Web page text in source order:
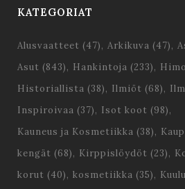
KATEGORIAT
Alusvaatteet (47) Arkikuva (47)
Asut (843) Hankintoja (233)
Historiallista (38) Ilmiöt (68)
Inspiroivaa (37) Isot koot (98)
Kauneus ja Kosmetiikka (38)
kengät (68) Kirppislöydöt (23)
korut (40) kosmetiikka (35)